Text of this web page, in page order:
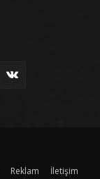
Reklam İletişim